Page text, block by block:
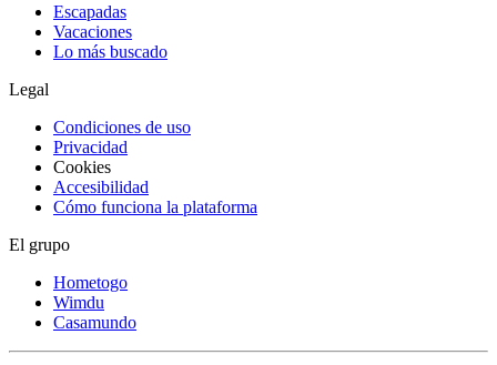
Escapadas
Vacaciones
Lo más buscado
Legal
Condiciones de uso
Privacidad
Cookies
Accesibilidad
Cómo funciona la plataforma
El grupo
Hometogo
Wimdu
Casamundo